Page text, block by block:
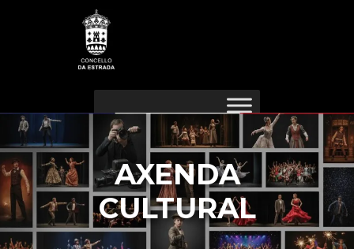
AXENDA
CULTURAL